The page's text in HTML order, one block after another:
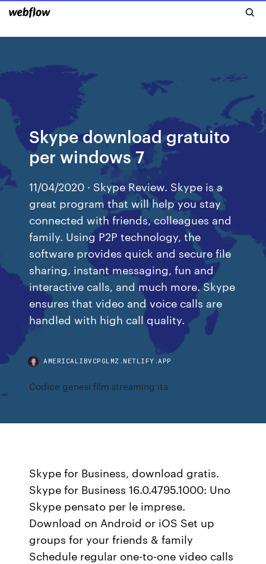
Skype download gratuito
per windows 7
11/04/2020 · Skype Review. Skype is a
great program that will help you stay
connected with friends, colleagues and
family. Using P2P technology, the
software provides quick and secure file
sharing, instant messaging, fun and
interactive calls, and much more. Skype
ensures that video and voice calls are
handled with high call quality.
AMERICALIBVCPGLMZ.NETLIFY.APP
Codice genesi film streaming ita
Skype for Business, download gratis.
Skype for Business 16.0.4795.1000: Uno
Skype pensato per le imprese.
Download on Android or iOS Set up
groups for your friends & family
Schedule regular one-to-one video calls